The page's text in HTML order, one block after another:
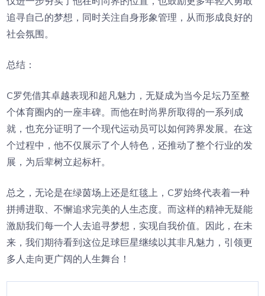
追寻自己的梦想，同时关注自身形象管理，从而形成良好的
社会氛围。
总结：
C罗凭借其卓越表现和超凡魅力，无疑成为当今足坛乃至整
个体育圈内的一座丰碑。而他在时尚界所取得的一系列成
就，也充分证明了一个现代运动员可以如何跨界发展。在这
个过程中，他不仅展示了个人特色，还推动了整个行业的发
展，为后辈树立起标杆。
总之，无论是在绿茵场上还是红毯上，C罗始终代表着一种
拼搏进取、不懈追求完美的人生态度。而这样的精神无疑能
激励我们每一个人去追寻梦想，实现自我价值。因此，在未
来，我们期待看到这位足球巨星继续以其非凡魅力，引领更
多人走向更广阔的人生舞台！